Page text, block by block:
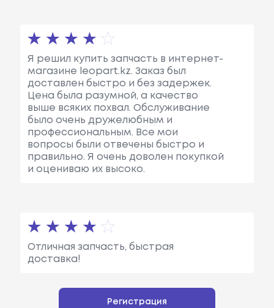
Я решил купить запчасть в интернет-
магазине leopart.kz. Заказ был
доставлен быстро и без задержек.
Цена была разумной, а качество
выше всяких похвал. Обслуживание
было очень дружелюбным и
профессиональным. Все мои
вопросы были отвечены быстро и
правильно. Я очень доволен покупкой
и оцениваю их высоко.
Отличная запчасть, быстрая
доставка!
Регистрация